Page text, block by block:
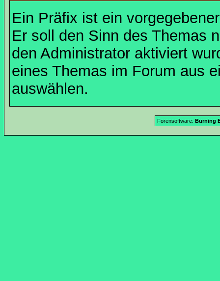
Ein Präfix ist ein
Er soll den Sinn des Themas
den Administrator aktiviert
eines Themas im Forum aus
auswählen.
Forensoftware: Burning